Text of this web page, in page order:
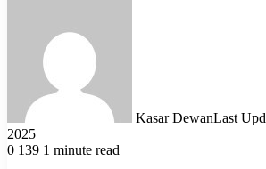
Kasar DewanLast
2025
0 139 1 minute read